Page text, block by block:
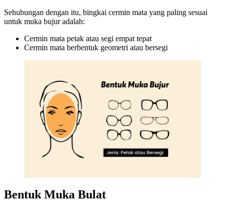
Sehubungan dengan itu, bingkai cermin mata yang paling sesuai
untuk muka bujur adalah:
Cermin mata petak atau segi empat tepat
Cermin mata berbentuk geometri atau bersegi
Bentuk Muka Bulat